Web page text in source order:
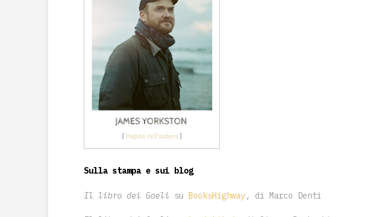
Sulla stampa e sui blog
Il libro dei Gaeli su BooksHighway, di Marco Denti